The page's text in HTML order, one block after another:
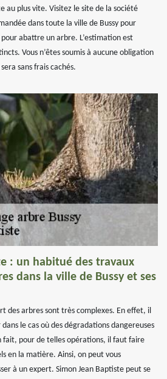
au plus vite. Visitez le site de la société
dans toute la ville de Bussy pour
abattre un arbre. L’estimation est
Vous n’êtes soumis à aucune obligation
sans frais cachés.
: un habitué des travaux
dans la ville de Bussy et ses
des arbres sont très complexes. En effet, il
le cas où des dégradations dangereuses
fait, pour de telles opérations, il faut faire
en la matière. Ainsi, on peut vous
à un expert. Simon Jean Baptiste peut se